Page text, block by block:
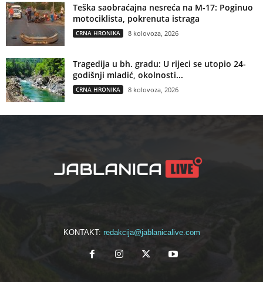
Teška saobraćajna nesreća na M-17: Poginuo
motociklista, pokrenuta istraga
CRNA HRONIKA 8 kolovoza, 2026
Tragedija u bh. gradu: U rijeci se utopio 24-
godišnji mladić, okolnosti...
CRNA HRONIKA 8 kolovoza, 2026
KONTAKT: redakcija@jablanicalive.com